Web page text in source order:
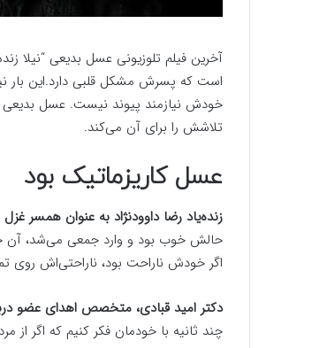
آخرین فیلم تلوزیونی عسل بدیعی “نیلا
است که پسرش مشکل قلبی دارد.این بار
خودش نیازمند پیوند نیست. عسل
تلاشش را برای آن می‌کند.
عسل کاریزماتیک بود
زنده‌یاد رضا داوودنژاد به عنوان همسر
حالش خوب بود و وارد جمعی می‌شد، آن
اگر خودش ناراحت بود، ناراحتی‌اش روی
دکتر امید قبادی، متخصص اهدای عضو
چند ثانیه با خودمان فکر کنیم که اگر